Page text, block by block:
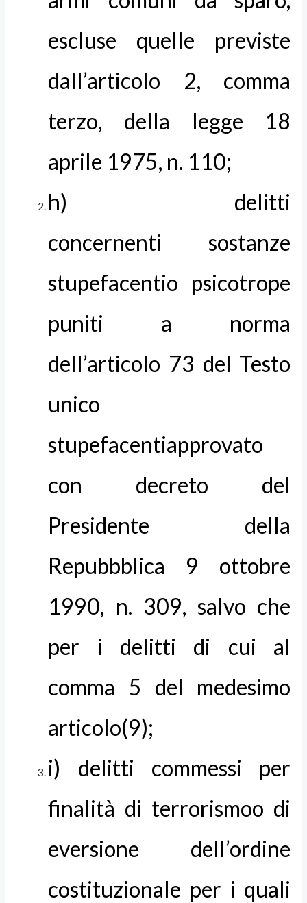
escluse quelle previste
dall’articolo 2, comma
terzo, della legge 18
aprile 1975, n. 110;
h) delitti
concernenti sostanze
stupefacentio psicotrope
puniti a norma
dell’articolo 73 del Testo
unico
stupefacentiapprovato
con decreto del
Presidente della
Repubbblica 9 ottobre
1990, n. 309, salvo che
per i delitti di cui al
comma 5 del medesimo
articolo(9);
i) delitti commessi per
finalità di terrorismoo di
eversione dell’ordine
costituzionale per i quali